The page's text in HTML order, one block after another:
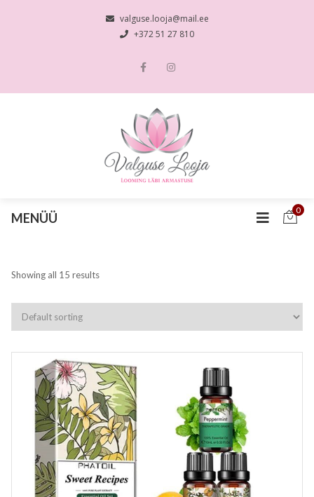
valguse.looja@mail.ee
+372 51 27 810
MENÜÜ
0
Showing all 15 results